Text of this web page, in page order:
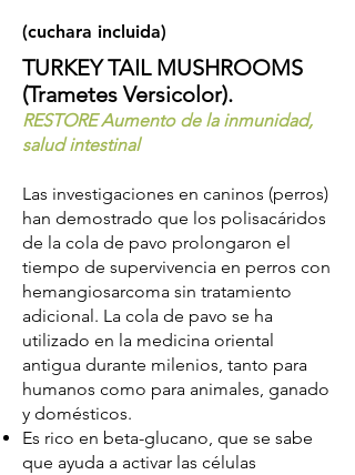
(cuchara incluida)
TURKEY TAIL MUSHROOMS
(Trametes Versicolor).
RESTORE Aumento de la inmunidad,
salud intestinal
Las investigaciones en caninos (perros)
han demostrado que los polisacáridos
de la cola de pavo prolongaron el
tiempo de supervivencia en perros con
hemangiosarcoma sin tratamiento
adicional. La cola de pavo se ha
utilizado en la medicina oriental
antigua durante milenios, tanto para
humanos como para animales, ganado
y domésticos.
Es rico en beta-glucano, que se sabe
que ayuda a activar las células